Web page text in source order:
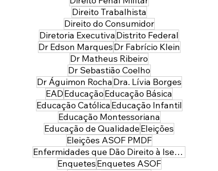
Direito Trabalhista
Direito do Consumidor
Diretoria ExecutivaDistrito Federal
Dr Edson MarquesDr Fabrício Klein
Dr Matheus Ribeiro
Dr Sebastião Coelho
Dr Águimon RochaDra. Lívia Borges
EADEducaçãoEducação Básica
Educação CatólicaEducação Infantil
Educação Montessoriana
Educação de QualidadeEleições
Eleições ASOF PMDF
Enfermidades que Dão Direito à Isenção de Imposto de Renda
EnquetesEnquetes ASOF